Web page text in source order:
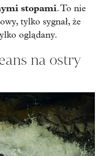
stopami. To nie
tylko sygnał, że
oglądany.
na ostry